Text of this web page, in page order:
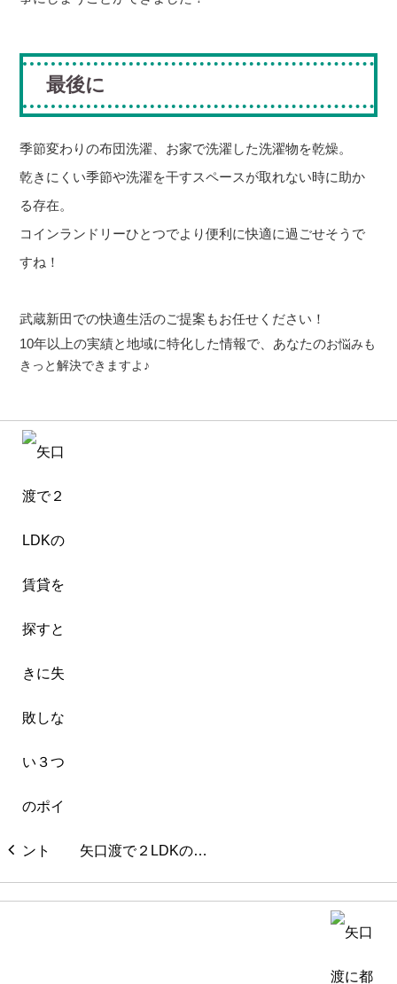
最後に
季節変わりの布団洗濯、お家で洗濯した洗濯物を乾燥。
乾きにくい季節や洗濯を干すスペースが取れない時に助か
る存在。
コインランドリーひとつでより便利に快適に過ごせそうで
すね！
武蔵新田での快適生活のご提案もお任せください！
10年以上の実績と地域に特化した情報で、あなたのお悩みも
きっと解決できますよ ♪
矢口渡で２LDKの…